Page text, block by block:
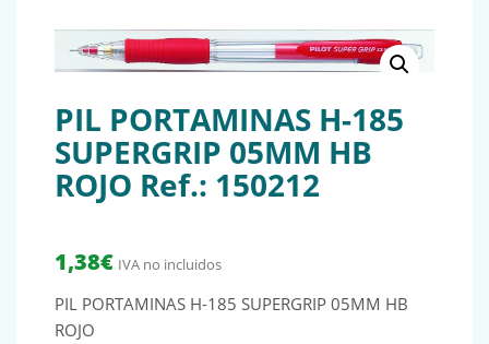
PIL PORTAMINAS H-185
SUPERGRIP 05MM HB
ROJO Ref.: 150212
1,38€ IVA no incluidos
PIL PORTAMINAS H-185 SUPERGRIP 05MM HB
ROJO